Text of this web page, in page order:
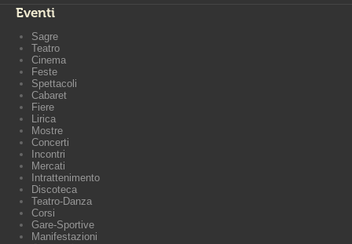
Eventi
Sagre
Teatro
Cinema
Feste
Spettacoli
Cabaret
Fiere
Lirica
Mostre
Concerti
Incontri
Mercati
Intrattenimento
Discoteca
Teatro-Danza
Corsi
Gare-Sportive
Manifestazioni